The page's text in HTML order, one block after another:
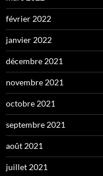
février 2022
janvier 2022
décembre 2021
novembre 2021
octobre 2021
septembre 2021
août 2021
juillet 2021